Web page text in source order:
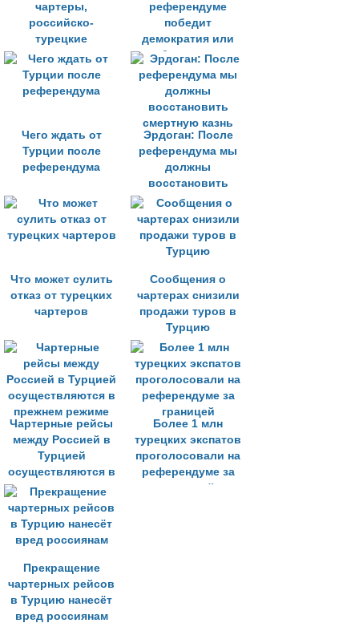
чартеры,
российско-
турецкие
отношения
референдуме
победит
демократия или
абсолютная
монополия власти
Чего ждать от
Турции после
референдума
Эрдоган: После
референдума мы
должны
восстановить
смертную казнь
Что может сулить
отказ от турецких
чартеров
Сообщения о
чартерах снизили
продажи туров в
Турцию
Чартерные рейсы
между Россией в
Турцией
осуществляются в
прежнем режиме
Более 1 млн
турецких экспатов
проголосовали на
референдуме за
границей
Прекращение
чартерных рейсов
в Турцию нанесёт
вред россиянам